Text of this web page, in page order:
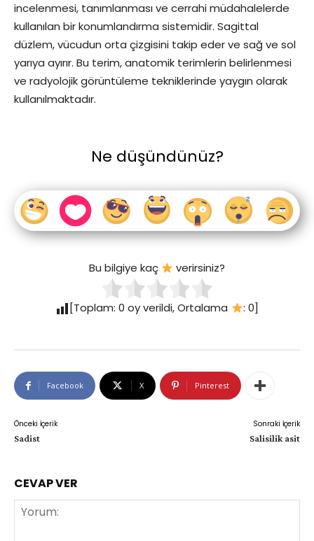
incelenmesi, tanımlanması ve cerrahi müdahalelerde
kullanılan bir konumlandırma sistemidir. Sagittal
düzlem, vücudun orta çizgisini takip eder ve sağ ve sol
yarıya ayırır. Bu terim, anatomik terimlerin belirlenmesi
ve radyolojik görüntüleme tekniklerinde yaygın olarak
kullanılmaktadır.
Ne düşündünüz?
Bu bilgiye kaç verirsiniz?
[Toplam:0 oy verildi, Ortalama : 0]
Facebook X Pinterest
Önceki İçerik
Sadist
Sonraki İçerik
Salisilik asit
CEVAP VER